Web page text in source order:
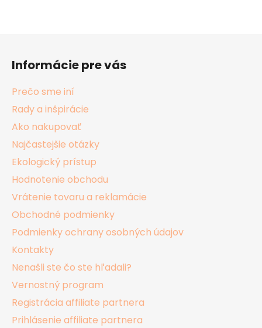
Informácie pre vás
Prečo sme iní
Rady a inšpirácie
Ako nakupovať
Najčastejšie otázky
Ekologický prístup
Hodnotenie obchodu
Vrátenie tovaru a reklamácie
Obchodné podmienky
Podmienky ochrany osobných údajov
Kontakty
Nenašli ste čo ste hľadali?
Vernostný program
Registrácia affiliate partnera
Prihlásenie affiliate partnera